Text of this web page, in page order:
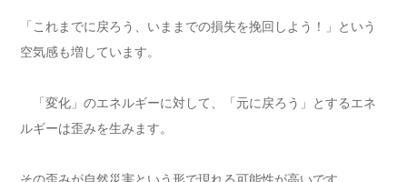
「これまでに戻ろう、いままでの損失を挽回しよう！」という
空気感も増しています。
「変化」のエネルギーに対して、「元に戻ろう」とするエネ
ルギーは歪みを生みます。